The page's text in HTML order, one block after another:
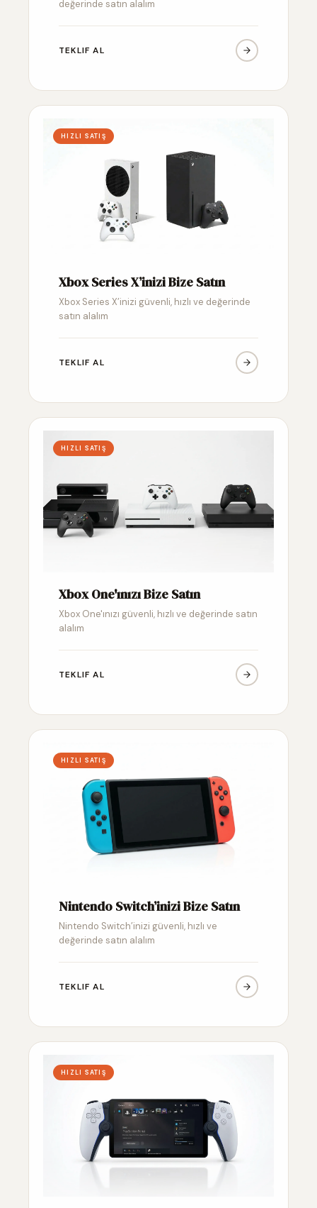
değerinde satın alalım
TEKLIF AL
HIZLI SATIŞ
Xbox Series X’inizi Bize Satın
Xbox Series X’inizi güvenli, hızlı ve değerinde
satın alalım
TEKLIF AL
HIZLI SATIŞ
Xbox One'ınızı Bize Satın
Xbox One'ınızı güvenli, hızlı ve değerinde satın
alalım
TEKLIF AL
HIZLI SATIŞ
Nintendo Switch’inizi Bize Satın
Nintendo Switch’inizi güvenli, hızlı ve
değerinde satın alalım
TEKLIF AL
HIZLI SATIŞ